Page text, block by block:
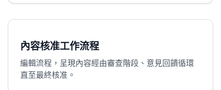
內容核准工作流程
編輯流程，呈現內容經由審查階段、意見回饋循環
直至最終核准。